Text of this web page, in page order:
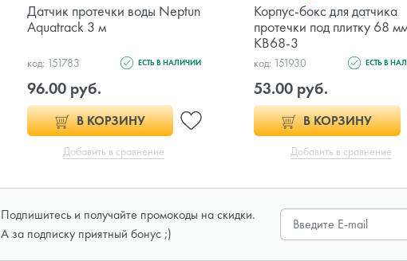
Датчик протечки воды Neptun
Aquatrack 3 м
код: 151783 ЕСТЬ В НАЛИЧИИ
96.00 руб.
В КОРЗИНУ
Добавить в сравнение
Корпус-бокс для датчика
протечки под плитку 68
KB68-3
код: 151930 ЕСТЬ В
53.00 руб.
В КОРЗИНУ
Добавить в сравнение
Подпишитесь и получайте промокоды на скидки.
А за подписку приятный бонус ;)